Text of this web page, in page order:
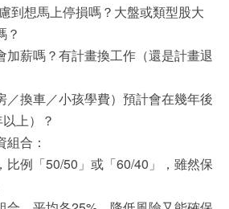
到想馬上停損嗎？大盤或類型股大
？
加薪嗎？有計畫換工作（還是計畫退
／換車／小孩學費）預計會在幾年後
上）？
組合：
比例「50/50」或「60/40」，雖然保